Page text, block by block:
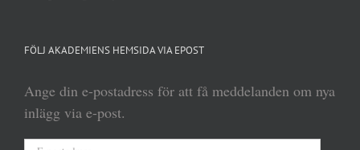
FÖLJ AKADEMIENS HEMSIDA VIA EPOST
Ange din e-postadress för att få meddelanden om nya
inlägg via e-post.